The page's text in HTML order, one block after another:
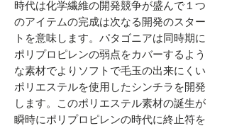
時代は化学繊維の開発競争が盛んで１つ
のアイテムの完成は次なる開発のスター
トを意味します。パタゴニアは同時期に
ポリプロピレンの弱点をカバーするよう
な素材でよりソフトで毛玉の出来にくい
ポリエステルを使用したシンチラを開発
します。このポリエステル素材の誕生が
瞬時にポリプロピレンの時代に終止符を